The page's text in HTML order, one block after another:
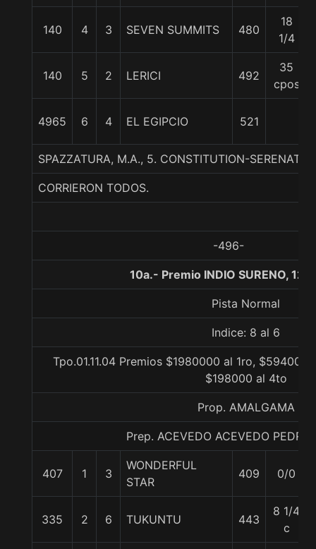
140 4 3 SEVEN SUMMITS 480
18
1/4
140 5 2 LERICI 492
35
cpos
4965 6 4 EL EGIPCIO 521
SPAZZATURA, M.A., 5. CONSTITUTION-SERENATA
CORRIERON TODOS.
-496-
10a.- Premio INDIO SURENO,
Pista Normal
Indice: 8 al 6
Tpo.01.11.04 Premios $1980000 al 1ro,
$198000 al 4to
Prop. AMALGAMA
Prep. ACEVEDO ACEVEDO PEDRO
407 1 3
WONDERFUL
STAR
409 0/0
335 2 6 TUKUNTU 443
8 1/4
c